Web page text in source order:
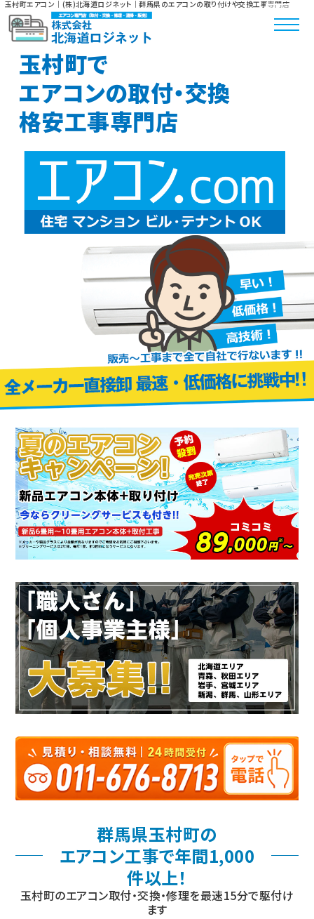
玉村町エアコン｜(株)北海道ロジネット｜群馬県のエアコンの取り付けや交換工事専門店
玉村町で
エアコンの取付・交換
格安工事専門店
群馬県玉村町の
エアコン工事で年間1,000
件以上！
玉村町のエアコン取付・交換・修理を最速15分で駆付け
ます